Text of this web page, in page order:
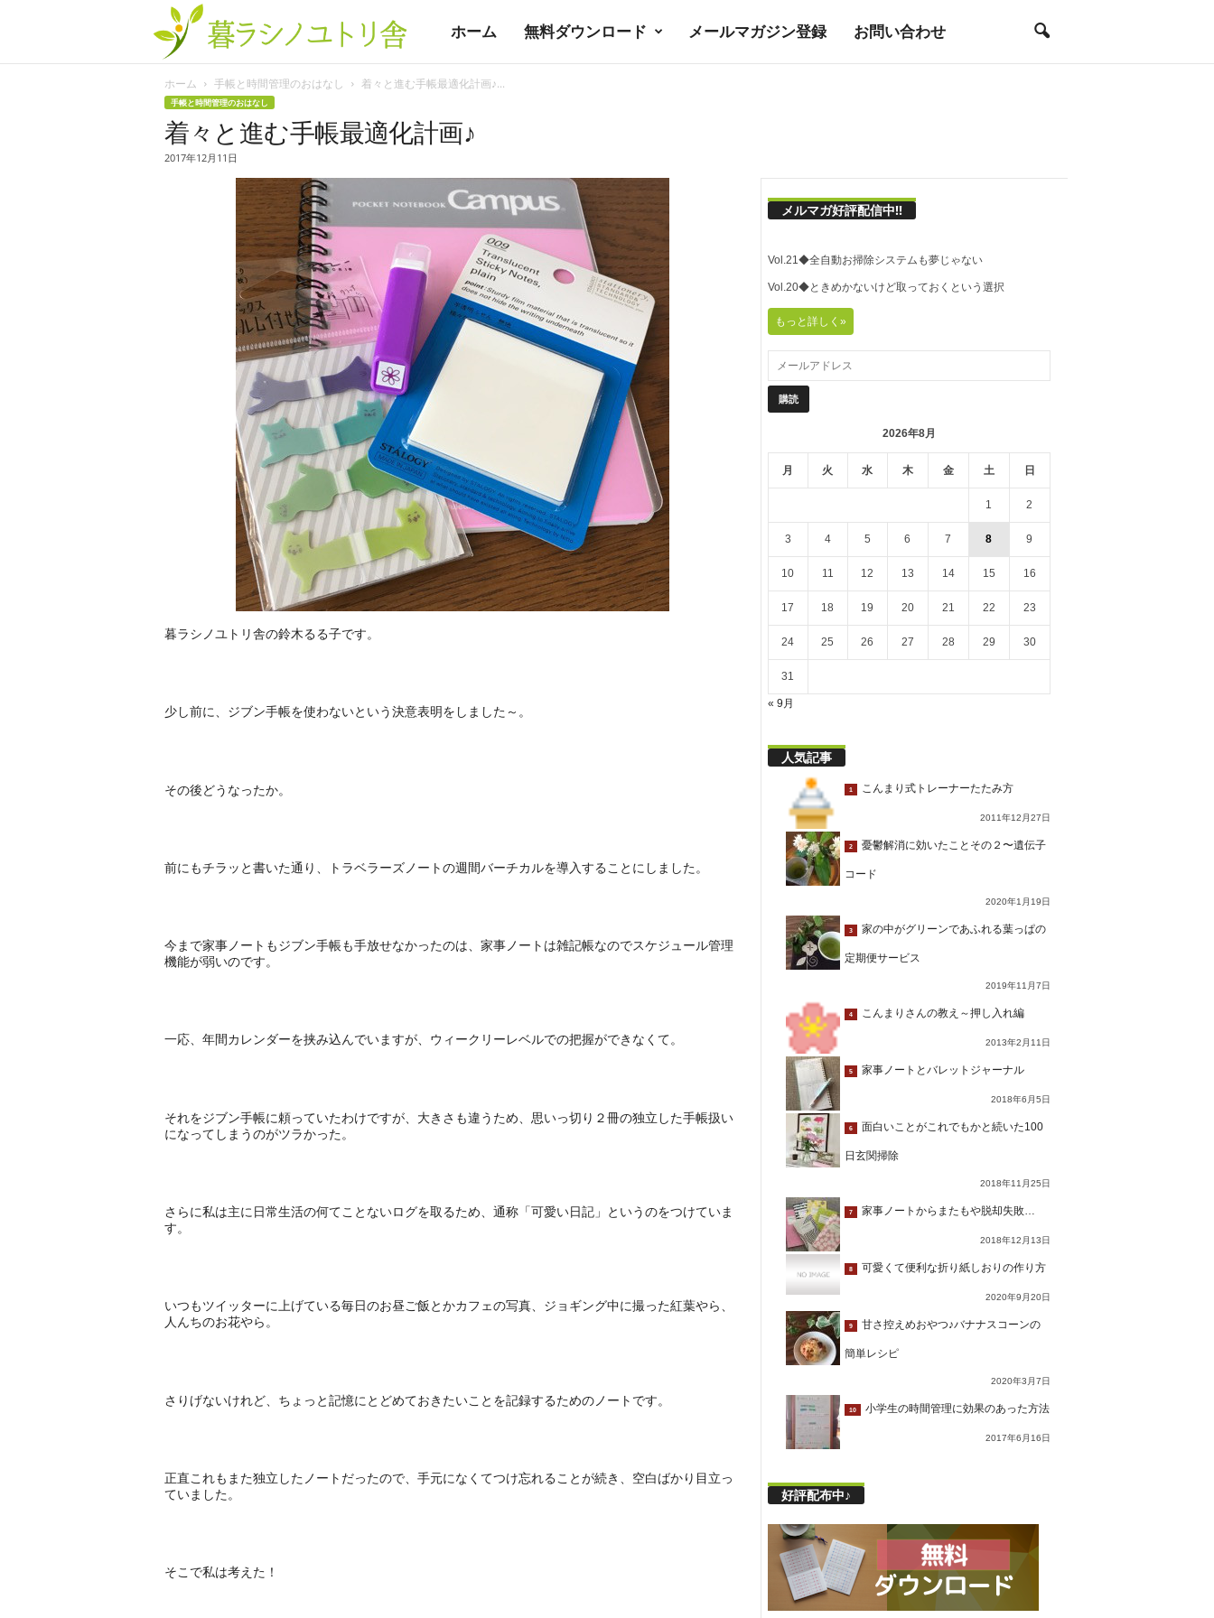
ト
舎
ホーム 無料ダウンロード メールマガジン登録 お問い合わせ
ホーム 手帳と時間管理のおはなし 着々と進む手帳最適化計画♪...
手帳と時間管理のおはなし
着々と進む手帳最適化計画♪
2017年12月11日
暮ラシノユトリ舎の鈴木るる子です。
少し前に、ジブン手帳を使わないという決意表明をしました～。
その後どうなったか。
前にもチラッと書いた通り、トラベラーズノートの週間バーチカルを導入することにしました。
今まで家事ノートもジブン手帳も手放せなかったのは、家事ノートは雑記帳なのでスケジュール管理
機能が弱いのです。
一応、年間カレンダーを挟み込んでいますが、ウィークリーレベルでの把握ができなくて。
それをジブン手帳に頼っていたわけですが、大きさも違うため、思いっ切り２冊の独立した手帳扱い
になってしまうのがツラかった。
さらに私は主に日常生活の何てことないログを取るため、通称「可愛い日記」というのをつけていま
す。
いつもツイッターに上げている毎日のお昼ご飯とかカフェの写真、ジョギング中に撮った紅葉やら、
人んちのお花やら。
さりげないけれど、ちょっと記憶にとどめておきたいことを記録するためのノートです。
正直これもまた独立したノートだったので、手元になくてつけ忘れることが続き、空白ばかり目立っ
ていました。
そこで私は考えた！
メルマガ好評配信中!!
Vol.21◆全自動お掃除システムも夢じゃない
Vol.20◆ときめかないけど取っておくという選択
もっと詳しく»
2026年8月
月 火 水 木 金 土 日
1 2
3 4 5 6 7 8 9
10 11 12 13 14 15 16
17 18 19 20 21 22 23
24 25 26 27 28 29 30
31
« 9月
人気記事
1 こんまり式トレーナーたたみ方
2011年12月27日
2 憂鬱解消に効いたことその２〜遺伝子
コード
2020年1月19日
3 家の中がグリーンであふれる葉っぱの
定期便サービス
2019年11月7日
4 こんまりさんの教え～押し入れ編
2013年2月11日
5 家事ノートとバレットジャーナル
2018年6月5日
6 面白いことがこれでもかと続いた100
日玄関掃除
2018年11月25日
7 家事ノートからまたもや脱却失敗…
2018年12月13日
8 可愛くて便利な折り紙しおりの作り方
2020年9月20日
9 甘さ控えめおやつ♪バナナスコーンの
簡単レシピ
2020年3月7日
10 小学生の時間管理に効果のあった方法
2017年6月16日
好評配布中♪